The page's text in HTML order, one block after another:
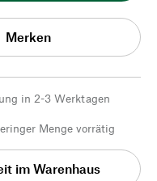
Merken
in 2-3 Werktagen
Menge vorrätig
im Warenhaus